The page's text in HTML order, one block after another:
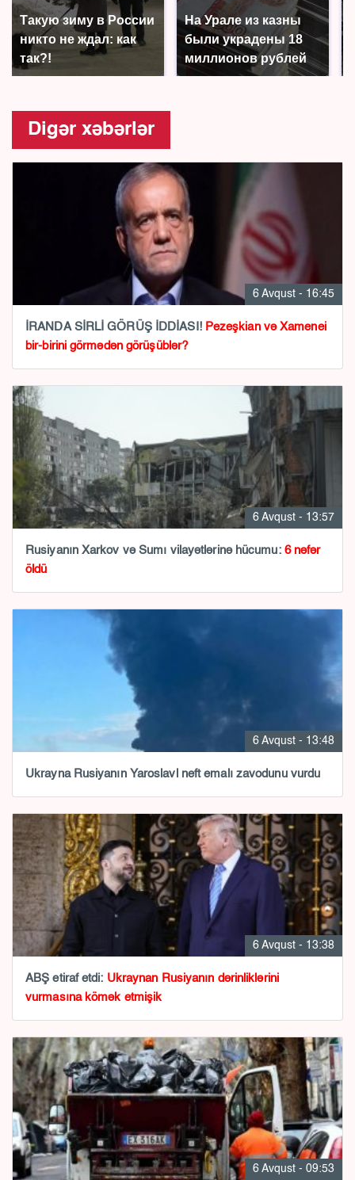
Такую зиму в России
никто не ждал: как
так?!
На Урале из казны
были украдены 18
миллионов рублей
Digər xəbərlər
6 Avqust - 16:45
İRANDA SİRLİ GÖRÜŞ İDDİASI! Pezeşkian və Xamenei
bir-birini görmədən görüşüblər?
6 Avqust - 13:57
Rusiyanın Xarkov və Sumı vilayətlərinə hücumu: 6 nəfər
öldü
6 Avqust - 13:48
Ukrayna Rusiyanın Yaroslavl neft emalı zavodunu vurdu
6 Avqust - 13:38
ABŞ etiraf etdi: Ukraynan Rusiyanın dərinliklərini
vurmasına kömək etmişik
6 Avqust - 09:53